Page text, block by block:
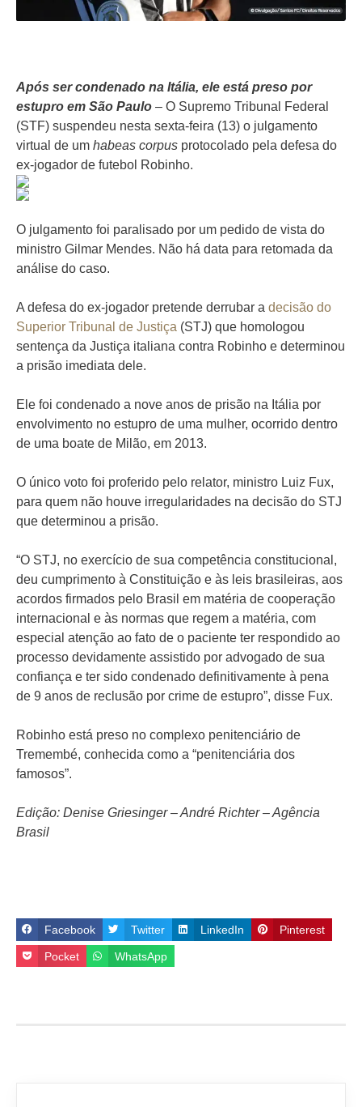
Após ser condenado na Itália, ele está preso por
estupro em São Paulo – O Supremo Tribunal Federal
(STF) suspendeu nesta sexta-feira (13) o julgamento
virtual de um habeas corpus protocolado pela defesa do
ex-jogador de futebol Robinho.
O julgamento foi paralisado por um pedido de vista do
ministro Gilmar Mendes. Não há data para retomada da
análise do caso.
A defesa do ex-jogador pretende derrubar a decisão do
Superior Tribunal de Justiça (STJ) que homologou
sentença da Justiça italiana contra Robinho e determinou
a prisão imediata dele.
Ele foi condenado a nove anos de prisão na Itália por
envolvimento no estupro de uma mulher, ocorrido dentro
de uma boate de Milão, em 2013.
O único voto foi proferido pelo relator, ministro Luiz Fux,
para quem não houve irregularidades na decisão do STJ
que determinou a prisão.
“O STJ, no exercício de sua competência constitucional,
deu cumprimento à Constituição e às leis brasileiras, aos
acordos firmados pelo Brasil em matéria de cooperação
internacional e às normas que regem a matéria, com
especial atenção ao fato de o paciente ter respondido ao
processo devidamente assistido por advogado de sua
confiança e ter sido condenado definitivamente à pena
de 9 anos de reclusão por crime de estupro”, disse Fux.
Robinho está preso no complexo penitenciário de
Tremembé, conhecida como a “penitenciária dos
famosos”.
Edição: Denise Griesinger – André Richter – Agência
Brasil
Facebook Twitter LinkedIn Pinterest
Pocket WhatsApp